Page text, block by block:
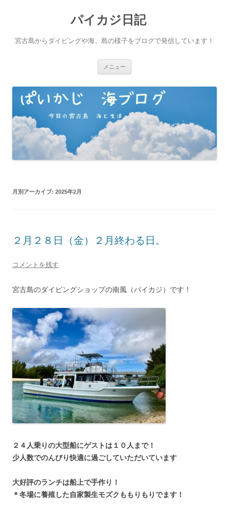
パイカジ日記
宮古島からダイビングや海、島の様子をブログで発信しています！
メニュー
ツ
へ
ス
キ
ッ
プ
月別アーカイブ: 2025年2月
２月２８日（金）２月終わる日。
コメントを残す
宮古島のダイビングショップの南風（パイカジ）です！
２４人乗りの大型船にゲストは１０人まで！
少人数でのんびり快適に過ごしていただいています
大好評のランチは船上で手作り！
＊冬場に養殖した自家製生モズクももりもりでます！